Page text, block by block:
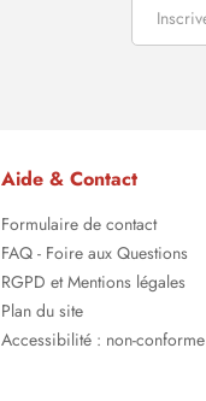
Aide & Contact
Formulaire de contact
FAQ - Foire aux Questions
RGPD et Mentions légales
Plan du site
Accessibilité : non-conforme